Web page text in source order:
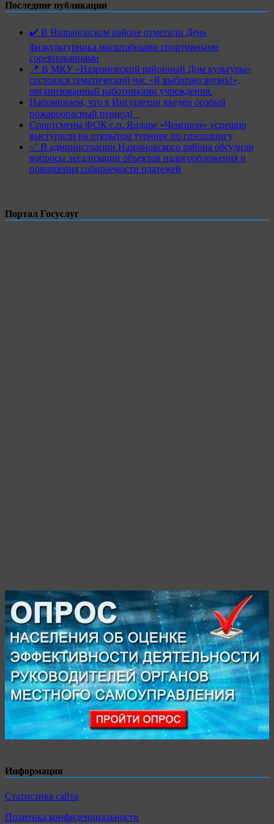
Последние публикации
✔️ В Назрановском районе отметили День
физкультурника масштабными спортивными
соревнованиями
📍 В МКУ «Назрановский районный Дом культуры»
состоялся тематический час «Я выбираю жизнь!»,
организованный работниками учреждения.
Напоминаем, что в Ингушетии введен особый
пожароопасный период!⁣⁣⠀
Спортсмены ФОК с.п. Яндаре «Чемпион» успешно
выступили на открытом турнире по грэпплингу
✅ В администрации Назрановского района обсудили
вопросы легализации объектов налогообложения и
повышения собираемости платежей
Портал Госуслуг
Информация
Статистика сайта
Политика конфиденциальности